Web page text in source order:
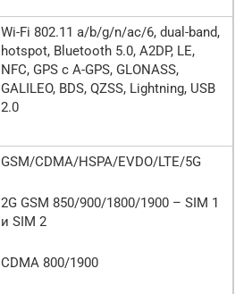
Wi-Fi 802.11 a/b/g/n/ac/6, dual-band,
hotspot, Bluetooth 5.0, A2DP, LE,
NFC, GPS с A-GPS, GLONASS,
GALILEO, BDS, QZSS, Lightning, USB
2.0
GSM/CDMA/HSPA/EVDO/LTE/5G
2G GSM 850/900/1800/1900 – SIM 1
и SIM 2
CDMA 800/1900